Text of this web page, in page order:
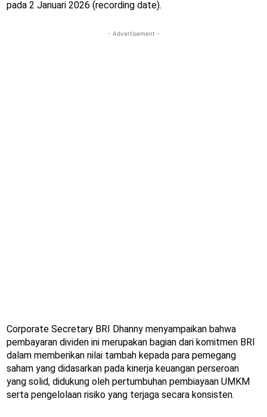
pada 2 Januari 2026 (recording date).
- Advertisement -
Corporate Secretary BRI Dhanny menyampaikan bahwa
pembayaran dividen ini merupakan bagian dari komitmen BRI
dalam memberikan nilai tambah kepada para pemegang
saham yang didasarkan pada kinerja keuangan perseroan
yang solid, didukung oleh pertumbuhan pembiayaan UMKM
serta pengelolaan risiko yang terjaga secara konsisten.